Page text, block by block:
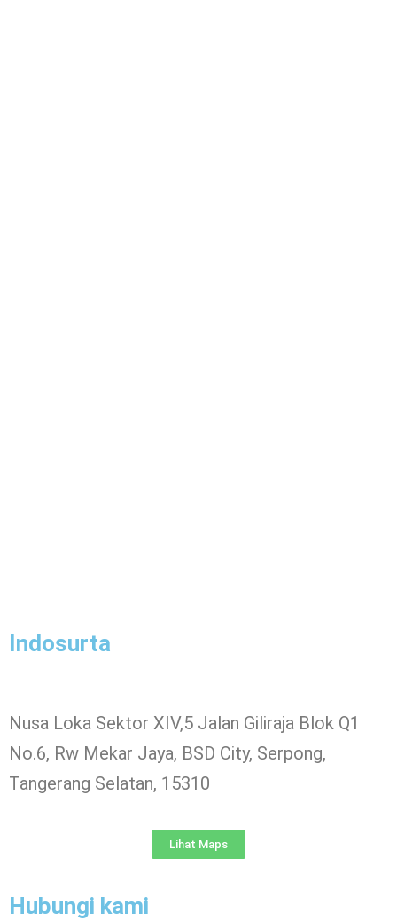
Indosurta
Nusa Loka Sektor XIV,5 Jalan Giliraja Blok Q1
No.6, Rw Mekar Jaya, BSD City, Serpong,
Tangerang Selatan, 15310
Lihat Maps
Hubungi kami